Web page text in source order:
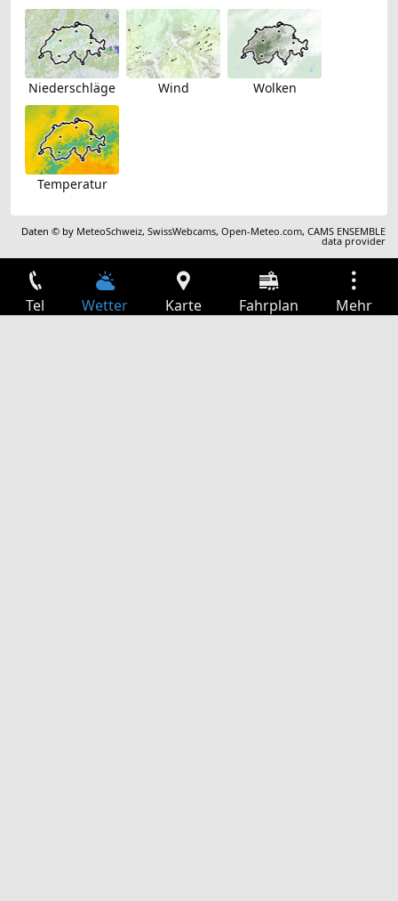
Niederschläge Wind Wolken
Temperatur
Daten © by MeteoSchweiz,SwissWebcams,Open-Meteo.com,CAMS ENSEMBLE
data provider
Tel Wetter Karte Fahrplan Mehr